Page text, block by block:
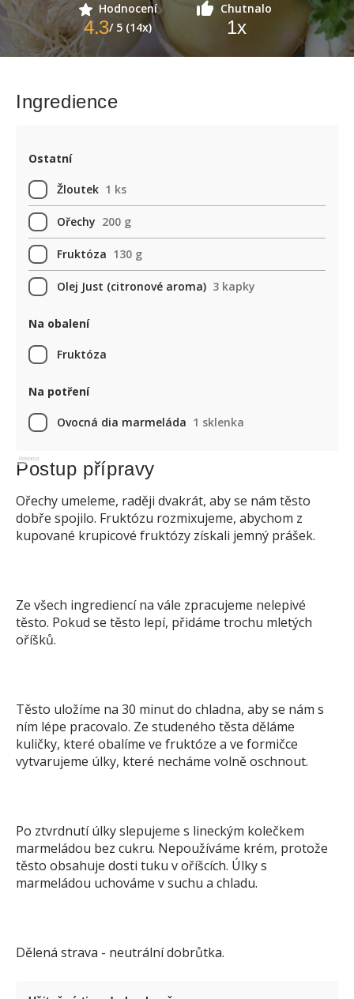
Hodnocení
4.3/ 5 (14x)
Chutnalo
1x
Ingredience
Ostatní
Žloutek 1 ks
Ořechy 200 g
Fruktóza 130 g
Olej Just (citronové aroma) 3 kapky
Na obalení
Fruktóza
Na potření
Ovocná dia marmeláda 1 sklenka
Reklama
Postup přípravy
Ořechy umeleme, raději dvakrát, aby se nám těsto
dobře spojilo. Fruktózu rozmixujeme, abychom z
kupované krupicové fruktózy získali jemný prášek.
Ze všech ingrediencí na vále zpracujeme nelepivé
těsto. Pokud se těsto lepí, přidáme trochu mletých
oříšků.
Těsto uložíme na 30 minut do chladna, aby se nám s
ním lépe pracovalo. Ze studeného těsta děláme
kuličky, které obalíme ve fruktóze a ve formičce
vytvarujeme úlky, které necháme volně oschnout.
Po ztvrdnutí úlky slepujeme s lineckým kolečkem
marmeládou bez cukru. Nepoužíváme krém, protože
těsto obsahuje dosti tuku v oříšcích. Úlky s
marmeládou uchováme v suchu a chladu.
Dělená strava - neutrální dobrůtka.